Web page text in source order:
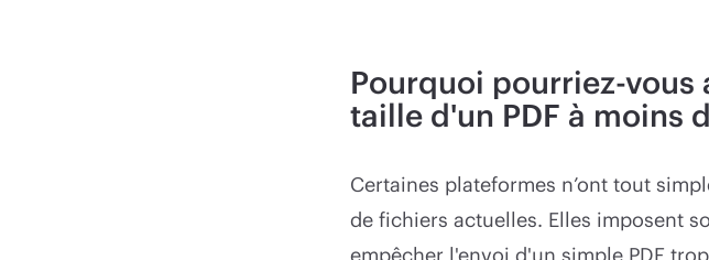
Pourquoi pourriez-vous
taille d'un PDF à moins
Certaines plateformes n’ont tout
de fichiers actuelles. Elles imposent
empêcher l'envoi d'un simple PDF